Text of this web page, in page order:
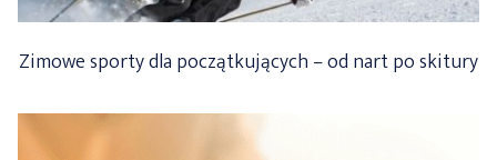
Zimowe sporty dla początkujących – od nart po skitury